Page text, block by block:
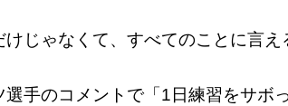
じゃなくて、すべてのことに言え
選手のコメントで「1日練習をサボ